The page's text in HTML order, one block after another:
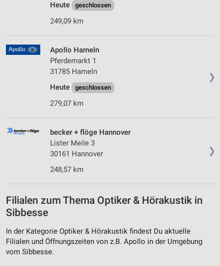
Heute
geschlossen
249,09 km
❯
Apollo Hameln
Pferdemarkt 1
31785 Hameln
Heute
geschlossen
279,07 km
❯
becker + flöge Hannover
Lister Meile 3
30161 Hannover
248,57 km
Filialen zum Thema Optiker & Hörakustik in
Sibbesse
In der Kategorie Optiker & Hörakustik findest Du aktuelle
Filialen und Öffnungszeiten von z.B. Apollo in der Umgebung
vom Sibbesse.